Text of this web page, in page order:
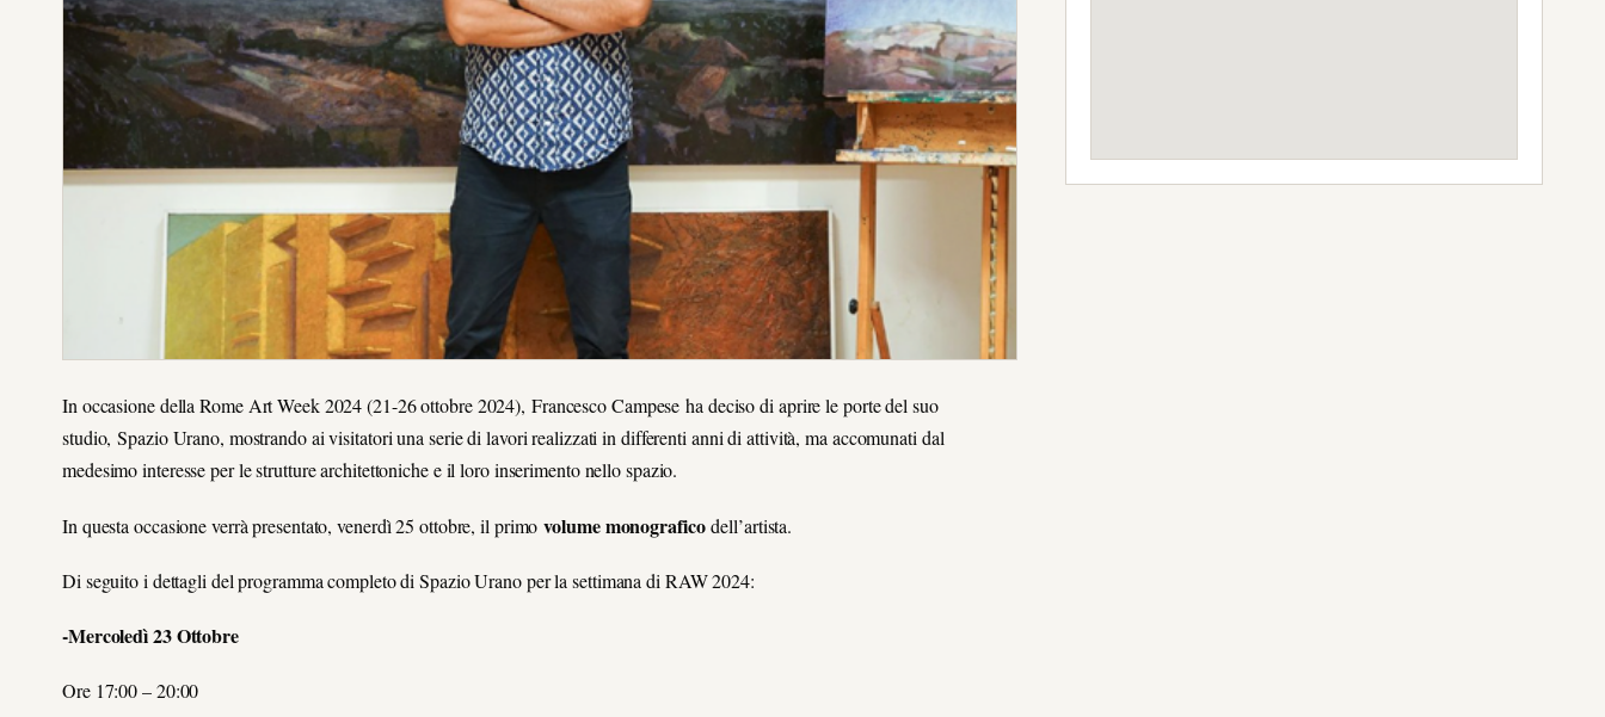
In occasione della Rome Art Week 2024 (21-26 ottobre 2024), Francesco Campese ha deciso di aprire le porte del suo
studio, Spazio Urano, mostrando ai visitatori una serie di lavori realizzati in differenti anni di attività, ma accomunati dal
medesimo interesse per le strutture architettoniche e il loro inserimento nello spazio.
In questa occasione verrà presentato, venerdì 25 ottobre, il primovolume monograficodell’artista.
Di seguito i dettagli del programma completo di Spazio Urano per la settimana di RAW 2024:
-Mercoledì 23 Ottobre
Ore 17:00 – 20:00